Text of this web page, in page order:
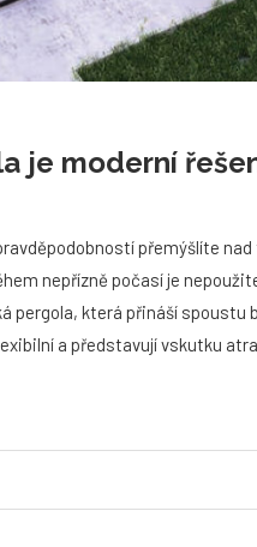
je moderní
přemýšlíte
nepřízně počasí je
pergola, která přináší spoustu
a představují vskutku